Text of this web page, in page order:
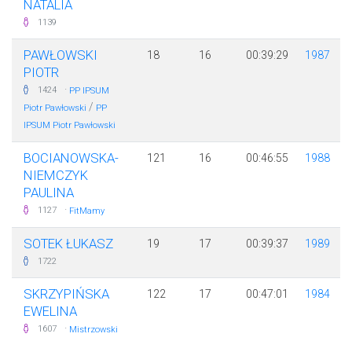
NATALIA
1139
PAWŁOWSKI
PIOTR
1424 · PP IPSUM
Piotr Pawłowski / PP
IPSUM Piotr Pawłowski
18 16 00:39:29 1987
BOCIANOWSKA-
NIEMCZYK
PAULINA
1127 · FitMamy
121 16 00:46:55 1988
SOTEK ŁUKASZ
1722
19 17 00:39:37 1989
SKRZYPIŃSKA
EWELINA
1607 · Mistrzowski
122 17 00:47:01 1984